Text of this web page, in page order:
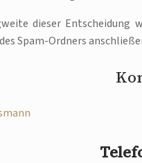
dieser Entscheidung
Spam-Ordners